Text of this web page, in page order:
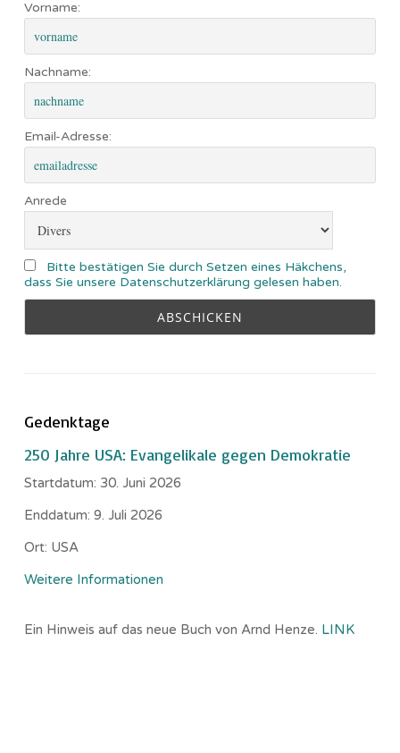
Vorname:
Nachname:
Email-Adresse:
Anrede
Bitte bestätigen Sie durch Setzen eines Häkchens,
dass Sie unsere Datenschutzerklärung gelesen haben.
Gedenktage
250 Jahre USA: Evangelikale gegen Demokratie
Startdatum: 30. Juni 2026
Enddatum: 9. Juli 2026
Ort: USA
Weitere Informationen
Ein Hinweis auf das neue Buch von Arnd Henze. LINK